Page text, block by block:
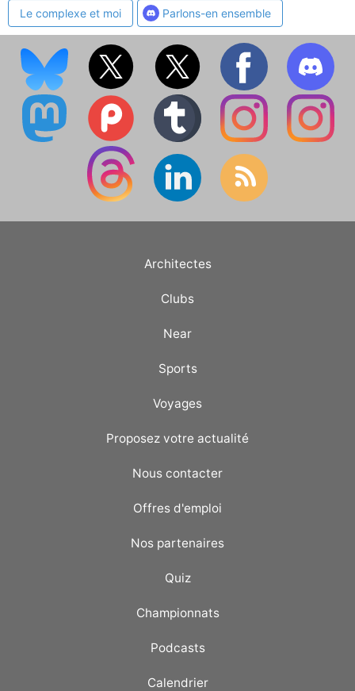
Le complexe et moi Parlons-en ensemble
Architectes
Clubs
Near
Sports
Voyages
Proposez votre actualité
Nous contacter
Offres d'emploi
Nos partenaires
Quiz
Championnats
Podcasts
Calendrier